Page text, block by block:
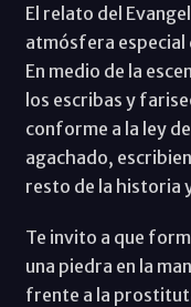
El relato del
atmósfera especial
En medio de la
los escribas y
conforme a la ley
agachado,
resto de la historia
Te invito a que
una piedra en la
frente a la